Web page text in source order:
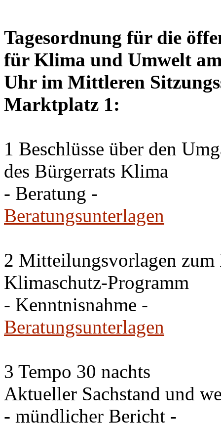
Tagesordnung für die
für Klima und Umwelt
Uhr im Mittleren
Marktplatz 1:
1 Beschlüsse über den
des Bürgerrats Klima
- Beratung -
Beratungsunterlagen
2 Mitteilungsvorlagen zum
Klimaschutz-Programm
- Kenntnisnahme -
Beratungsunterlagen
3 Tempo 30 nachts
Aktueller Sachstand und
- mündlicher Bericht -